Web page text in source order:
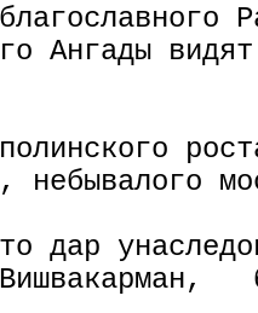
Ангады
небывалого
дар